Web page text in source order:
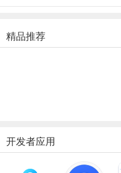
精品推荐
开发者应用